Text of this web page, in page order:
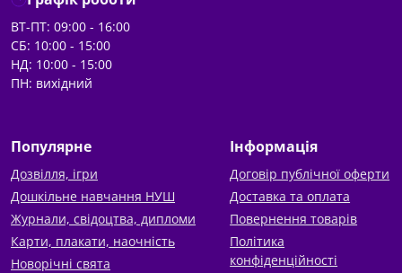
ВТ-ПТ: 09:00 - 16:00
СБ: 10:00 - 15:00
НД: 10:00 - 15:00
ПН: вихідний
Популярне
Дозвілля, ігри
Дошкільне навчання НУШ
Журнали, свідоцтва, дипломи
Карти, плакати, наочність
Новорічні свята
Інформація
Договір публічної оферти
Доставка та оплата
Повернення товарів
Політика
конфіденційності